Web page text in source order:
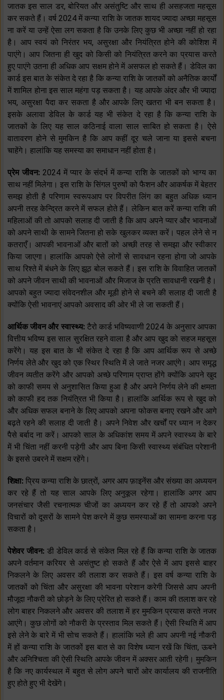
जातक इस साल डर, बोरियत और असंतुष्टि और साथ ही असहजता महसूस
कर सकते हैं। वर्ष 2024 में कन्या राशि के जातक शायद ज्यादा अच्छा महसूस
ना करें या उन्हें ऐसा लग सकता है कि उनके लिए कुछ भी अच्छा नहीं हो रहा
है। आप स्वयं को निरंतर भय, असुरक्षा और नियंत्रित होने की कोशिश में
पाएंगे। आप जितना ही खुद को किसी को नियंत्रित करने का प्रयास करते
हुए पाएंगे उतना ही अधिक आप सक्षम होने में असफल हो सकते हैं। डेविल का
कार्ड इस बात के संकेत दे रहा है कि कन्या राशि के जातकों को अनैतिक कार्यों
में शामिल होना इस साल महंगा पड़ सकता है। यह आपके अंदर और भी ज्यादा
भय, असुरक्षा पैदा कर सकता है और आपके लिए खतरा भी बन सकता है।
इसके अलावा डेविल के कार्ड यह भी संकेत दे रहा है कि कन्या राशि के
जातकों के लिए यह साल कठिनाई वाला साल साबित हो सकता है। ऐसे
वातावरण होने से मुमकिन है कि आप कहीं दूर चले जाना या इससे बचना
चाहेंगे। हालांकि यह समस्या का समाधान नहीं होता है।
प्रेम जीवन: 2024 में प्यार के संदर्भ में कन्या राशि के जातकों को भाग्य का
साथ नहीं मिलेगा। इस राशि के सिंगल पुरुषों को फैशन और आकर्षक में बेहतर
समझ होती है परिणाम स्वरूपआप पर विपरीत लिंग का बहुत अधिक ध्यान
अपनी तरह केन्द्रित करने में सफल होते हैं। लेकिन बात करें कन्या राशि की
महिलाओं की तो आपको सलाह दी जाती है कि आप अपने प्यार और भावनाओं
को अपने साथी के सामने जितना हो सके खुलकर व्यक्त करें। पहल लेने से न
कतराएँ। आपकी भावनाओं और बातों को अच्छी तरह से समझा और स्वीकार
किया जाएगा। हालांकि आपको ऐसे लोगों से सावधान रहना होगा जो आपके
साथ रिश्ते में बंधने के लिए झूठ बोल सकते हैं। इस राशि के विवाहित जातकों
को अपने जीवन साथी की भावनाओं और मिजाज के प्रति सावधानी रखनी है।
आपको बहुत ज्यादा संवेदनशील और मूडी होने से बचने की सलाह दी जाती है
क्योंकि ऐसी भावनाएं आपको अवसाद की ओर भी ले जा सकती हैं।
आर्थिक जीवन और स्वास्थ्य: टैरो कार्ड भविष्यवाणी 2024 के अनुसार आपका
वित्तीय भविष्य इस साल सुरक्षित रहने वाला है और आप खुद को सहज महसूस
करेंगे। यह इस बात के भी संकेत दे रहा है कि आप आर्थिक रूप से अच्छे
निर्णय लेते और खुद को एक स्थिर स्थिति में ले जाते नजर आएंगे। आप समृद्ध
जीवन व्यतीत करेंगे और आपको अच्छे परिणाम प्राप्त होंगे क्योंकि आपने खुद
को काफी समय से अनुशासित किया हुआ है और अपने निर्णय लेने की क्षमता
को काफी हद तक नियंत्रित भी किया है। हालांकि आर्थिक रूप से खुद को
और अधिक सफल बनाने के लिए आपको अपना फोकस बनाए रखने और आगे
बढ़ते रहने की सलाह दी जाती है। अपने निवेश और खर्चों पर ध्यान न देकर
पैसे बर्बाद ना करें। आपको साल के अधिकांश समय में अपने स्वास्थ्य के बारे
में भी चिंता नहीं करनी पड़ेगी और आप बिना किसी स्वास्थ्य संबंधित परेशानी
के इससे उबरने में सक्षम रहेंगे।
शिक्षा:प्रिय कन्या राशि के छात्रों, अगर आप फ़ाइनेंस और संख्या का अध्ययन
कर रहे हैं तो यह साल आपके लिए अनुकूल रहेगा। हालांकि अगर आप
जनसंचार जैसी रचनात्मक चीजों का अध्ययन कर रहे हैं तो आपको अपने
विचारों को दूसरों के सामने पेश करने में कुछ समस्याओं का सामना करना पड़
सकता है।
पेशेवर जीवन: डी डेविल कार्ड से संकेत मिल रहे हैं कि कन्या राशि के जातक
अपने वर्तमान करियर से असंतुष्ट हो सकते हैं और ऐसे में आप इससे बाहर
निकलने के लिए अवसर की तलाश कर सकते हैं। इस वर्ष कन्या राशि के
जातकों को चिंता और असुरक्षा की भावना परेशान करेगी जिससे आप अपनी
मौजूदा नौकरी को छोड़ने के लिए प्रेरित हो सकते हैं। काम की तलाश कर रहे
लोग बाहर निकलने और अवसर की तलाश में हर मुमकिन प्रयास करते नजर
आएंगे। कुछ लोगों को नौकरी के प्रस्ताव मिल सकते हैं। ऐसी स्थिति में आप
इसे लेने के बारे में भी सोच सकते हैं। हालांकि भले ही आप अपनी नई नौकरी
में हों कन्या राशि के जातकों इस बात से का विशेष ध्यान रखें कि चिंता, ऊबने
और अनिश्चिता की ऐसी स्थिति आपके जीवन में अक्सर आती रहेगी। मुमकिन
है कि नए कार्यस्थल में बहुत से लोग अपने चारों ओर कार्यालय की राजनीति
हुए होते हुए भी देखेंगे।